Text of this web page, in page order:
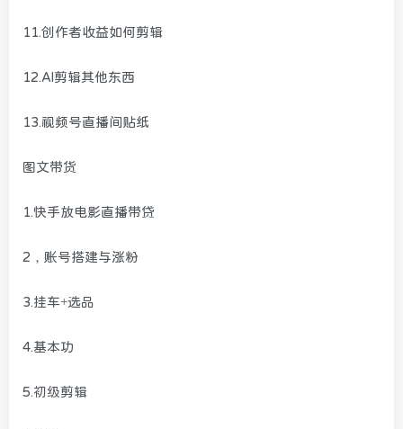
11.创作者收益如何剪辑
12.Al剪辑其他东西
13.视频号直播间贴纸
图文带货
1.快手放电影直播带贷
2，账号搭建与涨粉
3.挂车+选品
4.基本功
5.初级剪辑